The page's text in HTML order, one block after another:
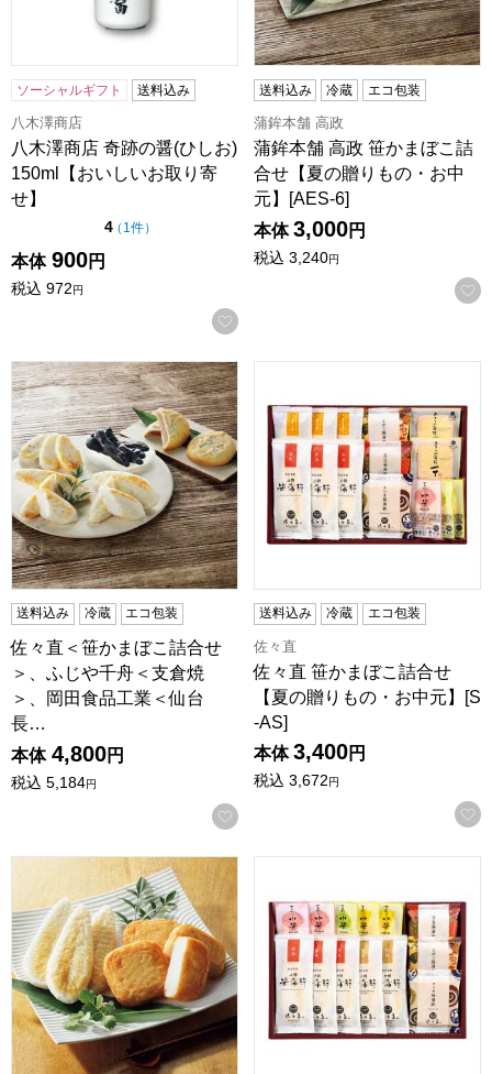
ソーシャルギフト 送料込み
八木澤商店
八木澤商店 奇跡の醤(ひしお)
150ml【おいしいお取り寄
せ】
4点（5点満点中）
（ 1件の評価
）
本体 900円
税込 972円
お気に入りに登録する
送料込み 冷蔵 エコ包装
蒲鉾本舗 高政
蒲鉾本舗 高政 笹かまぼこ詰
合せ【夏の贈りもの・お中
元】[AES-6]
本体 3,000円
税込 3,240円
佐々直＜笹かまぼこ詰合せ＞、ふじや千舟＜支倉焼＞、岡
送料込み 冷蔵 エコ包装
佐々直＜笹かまぼこ詰合せ
＞、ふじや千舟＜支倉焼
＞、岡田食品工業＜仙台
長…
本体 4,800円
税込 5,184円
お気に入りに登録する
送料込み 冷蔵 エコ包装
佐々直
佐々直 笹かまぼこ詰合せ
【夏の贈りもの・お中元】[S
-AS]
本体 3,400円
税込 3,672円
白謙かまぼこ店 秀かまぼこ詰合せ【夏の贈りもの・お中元